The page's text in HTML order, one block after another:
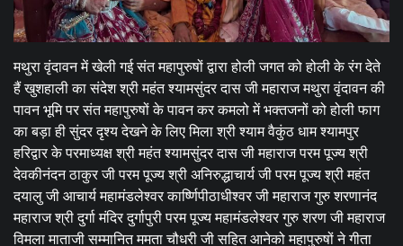
मथुरा वृंदावन में खेली गई संत महापुरुषों द्वारा होली जगत को होली के रंग देते
हैं खुशहाली का संदेश श्री महंत श्यामसुंदर दास जी महाराज मथुरा वृंदावन की
पावन भूमि पर संत महापुरुषों के पावन कर कमलो में भक्तजनों को होली फाग
का बड़ा ही सुंदर दृश्य देखने के लिए मिला श्री श्याम वैकुंठ धाम श्यामपुर
हरिद्वार के परमाध्यक्ष श्री महंत श्यामसुंदर दास जी महाराज परम पूज्य श्री
देवकीनंदन ठाकुर जी परम पूज्य श्री अनिरुद्धाचार्य जी परम पूज्य श्री महंत
दयालु जी आचार्य महामंडलेश्वर कार्ष्णिपीठाधीश्वर जी महाराज गुरु शरणानंद
महाराज श्री दुर्गा मंदिर दुर्गापुरी परम पूज्य महामंडलेश्वर गुरु शरण जी महाराज
विमला माताजी सम्मानित ममता चौधरी जी सहित आनेको महापुरुषों ने गीता